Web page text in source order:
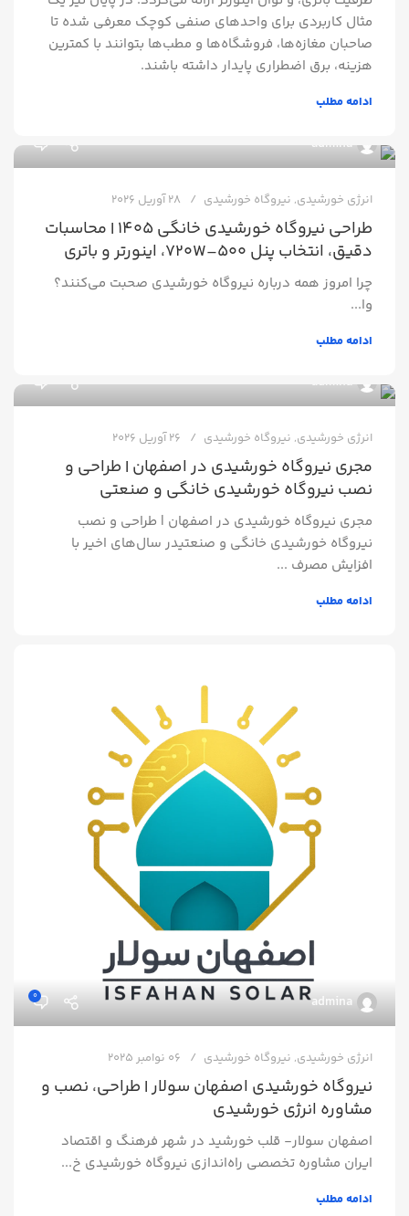
مثال کاربردی برای واحدهای صنفی کوچک معرفی شده تا
صاحبان مغازه‌ها، فروشگاه‌ها و مطب‌ها بتوانند با کمترین
هزینه، برق اضطراری پایدار داشته باشند.
ادامه مطلب
admina
انرژی خورشیدی, نیروگاه خورشیدی 28 آوریل 2026
طراحی نیروگاه خورشیدی خانگی 1405 | محاسبات
دقیق، انتخاب پنل ۵۰۰–۷۲۰W، اینورتر و باتری
چرا امروز همه درباره نیروگاه خورشیدی صحبت می‌کنند؟
وا...
ادامه مطلب
admina
انرژی خورشیدی, نیروگاه خورشیدی 26 آوریل 2026
مجری نیروگاه خورشیدی در اصفهان | طراحی و
نصب نیروگاه خورشیدی خانگی و صنعتی
مجری نیروگاه خورشیدی در اصفهان | طراحی و نصب
نیروگاه خورشیدی خانگی و صنعتیدر سال‌های اخیر با
افزایش مصرف ...
ادامه مطلب
admina
0
انرژی خورشیدی, نیروگاه خورشیدی 06 نوامبر 2025
نیروگاه خورشیدی اصفهان سولار | طراحی، نصب و
مشاوره انرژی خورشیدی
اصفهان سولار- قلب خورشید در شهر فرهنگ و اقتصاد
ایران مشاوره تخصصی راه‌اندازی نیروگاه خورشیدی خ...
ادامه مطلب